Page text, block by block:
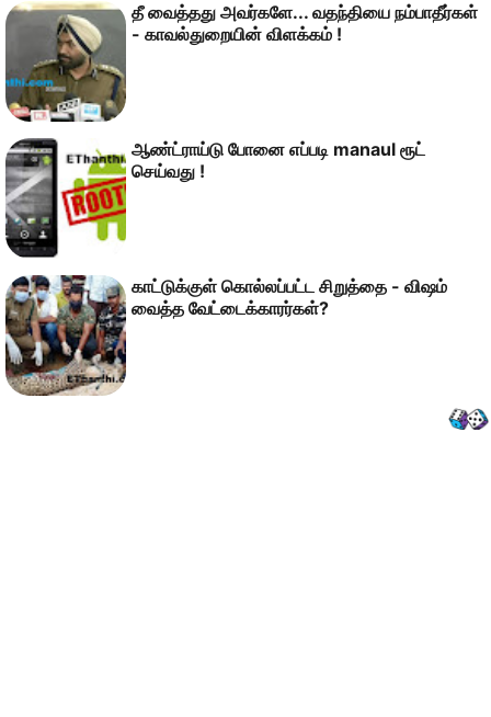
தீ வைத்தது அவர்களே... வதந்தியை நம்பாதீர்கள்
- காவல்துறையின் விளக்கம் !
ஆண்ட்ராய்டு போனை எப்படி manaul ரூட்
செய்வது !
காட்டுக்குள் கொல்லப்பட்ட சிறுத்தை - விஷம்
வைத்த வேட்டைக்காரர்கள்?